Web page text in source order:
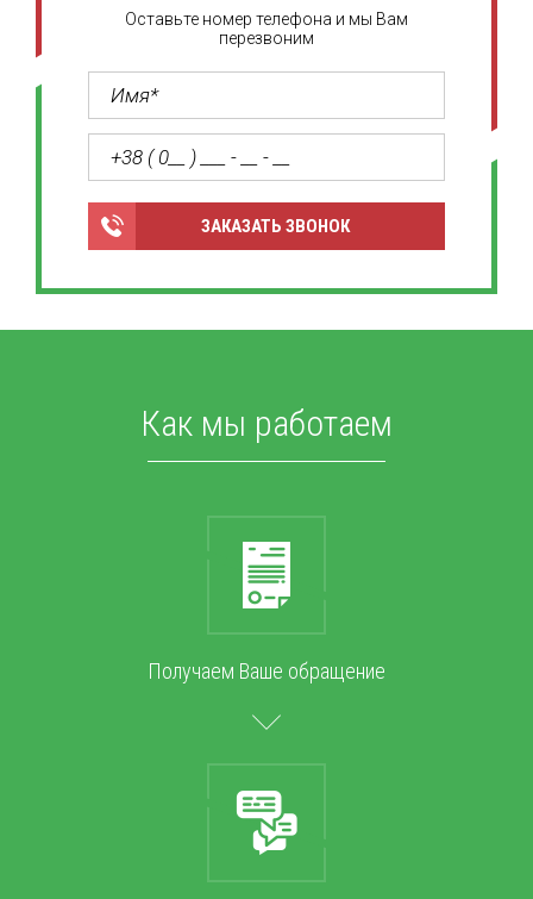
Оставьте номер телефона и мы Вам
перезвоним
ЗАКАЗАТЬ ЗВОНОК
Как мы работаем
Получаем Ваше обращение